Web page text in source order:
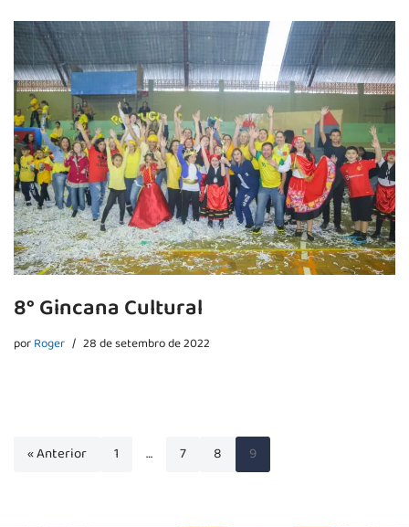
8° Gincana Cultural
porRoger 28 de setembro de 2022
« Anterior 1 … 7 8 9